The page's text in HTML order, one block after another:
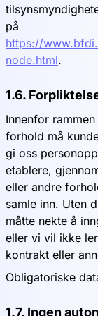
på
https://
node.html.
1.6.
Innenfor
forhold må
gi oss
etablere,
eller andre
samle inn. Uten
måtte nekte å
eller vi vil ikke
kontrakt eller
Obligatoriske
1.7. Ingen